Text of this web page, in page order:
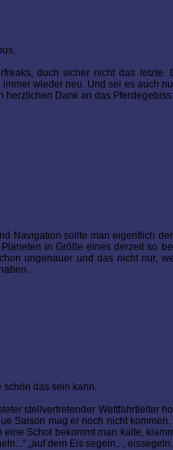
doch sicher nicht das
wieder neu. Und sei es auch
Dank an das
Navigation sollte man eigentlich
in Größe eines derzeit so
ungenauer und das nicht nur,
das sein kann.
stellvertretender Wettfahrtleiter
Saison mag er noch nicht
Schot bekommt man kalte,
„auf dem Eis segeln...,